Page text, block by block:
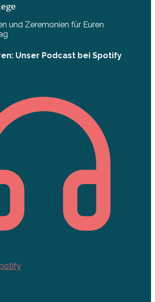
und Zeremonien für Euren
Unser Podcast bei Spotify